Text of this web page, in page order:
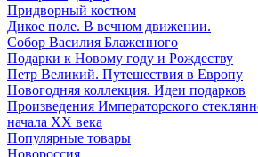
Придворный костюм
Дикое поле. В вечном движении.
Собор Василия Блаженного
Подарки к Новому году и Рождеству
Петр Великий. Путешествия в Европу
Новогодняя коллекция. Идеи подарков
Произведения Императорского
начала XX века
Популярные товары
Новороссия